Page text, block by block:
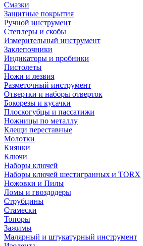
Смазки
Защитные покрытия
Ручной инструмент
Степлеры и скобы
Измерительный инструмент
Заклепочники
Индикаторы и пробники
Пистолеты
Ножи и лезвия
Разметочный инструмент
Отвертки и наборы отверток
Бокорезы и кусачки
Плоскогубцы и пассатижи
Ножницы по металлу
Клещи переставные
Молотки
Киянки
Ключи
Наборы ключей
Наборы ключей шестигранных и TORX
Ножовки и Пилы
Ломы и гвоздодеры
Струбцины
Стамески
Топоры
Зажимы
Малярный и штукатурный инструмент